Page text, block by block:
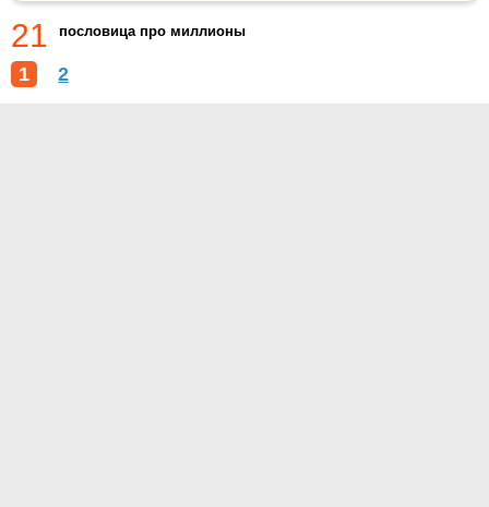
21 пословица про миллионы
1 2